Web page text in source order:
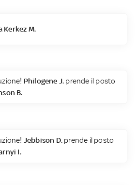
Kerkez M.
Philogene J. prende il posto
B.
Jebbison D. prende il posto
I.